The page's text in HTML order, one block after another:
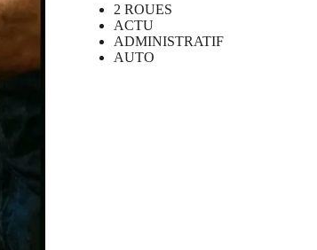
2 ROUES
ACTU
ADMINISTRATIF
AUTO